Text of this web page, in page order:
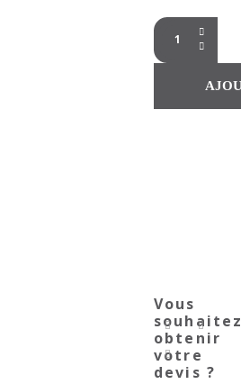
Vous
souhaitez
obtenir
votre
devis ?